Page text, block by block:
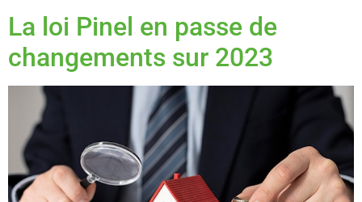
La loi Pinel en passe de
changements sur 2023